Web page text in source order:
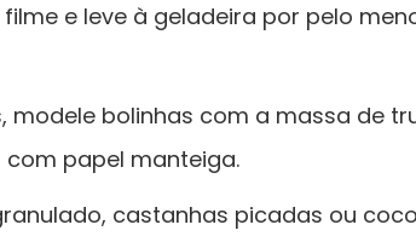
e leve à geladeira por pelo
modele bolinhas com a massa de
papel manteiga.
castanhas picadas ou